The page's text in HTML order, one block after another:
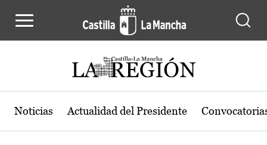
Noticias Actualidad del Presidente